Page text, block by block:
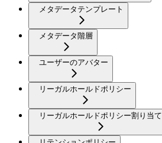
メタデータテンプレート
メタデータ階層
ユーザーのアバター
リーガルホールドポリシー
リーガルホールドポリシー割り当て